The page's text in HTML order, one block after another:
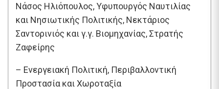
Νάσος Ηλιόπουλος, Υφυπουργός Ναυτιλίας
και Νησιωτικής Πολιτικής, Νεκτάριος
Σαντορινιός και γ.γ. Βιομηχανίας, Στρατής
Ζαφείρης
– Ενεργειακή Πολιτική, Περιβαλλοντική
Προστασία και Χωροταξία